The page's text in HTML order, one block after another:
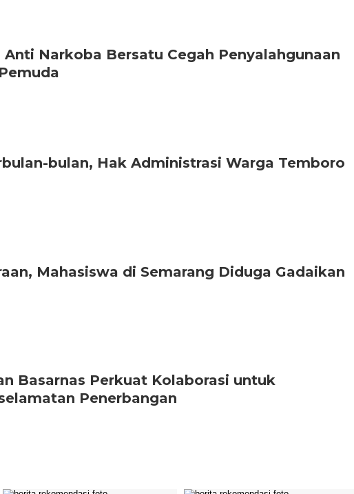
Narkoba Bersatu Cegah Penyalahgunaan
bulan, Hak Administrasi Warga Temboro
Mahasiswa di Semarang Diduga Gadaikan
Basarnas Perkuat Kolaborasi untuk
Penerbangan